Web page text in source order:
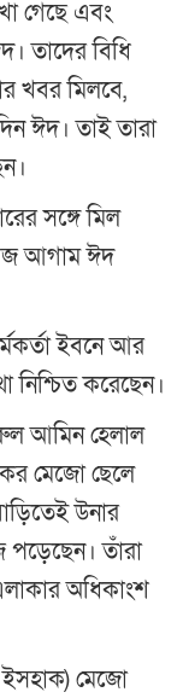
গেছে এবং
তাদের বিধি
খবর মিলবে,
ঈদ। তাই তারা
সঙ্গে মিল
আগাম ঈদ
ইবনে আর
নিশ্চিত করেছেন।
আমিন হেলাল
মেজো ছেলে
উনার
তাঁরা
অধিকাংশ
মেজো